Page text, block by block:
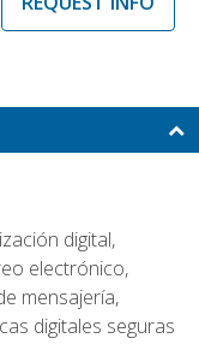
digital,
electrónico,
mensajería,
digitales seguras